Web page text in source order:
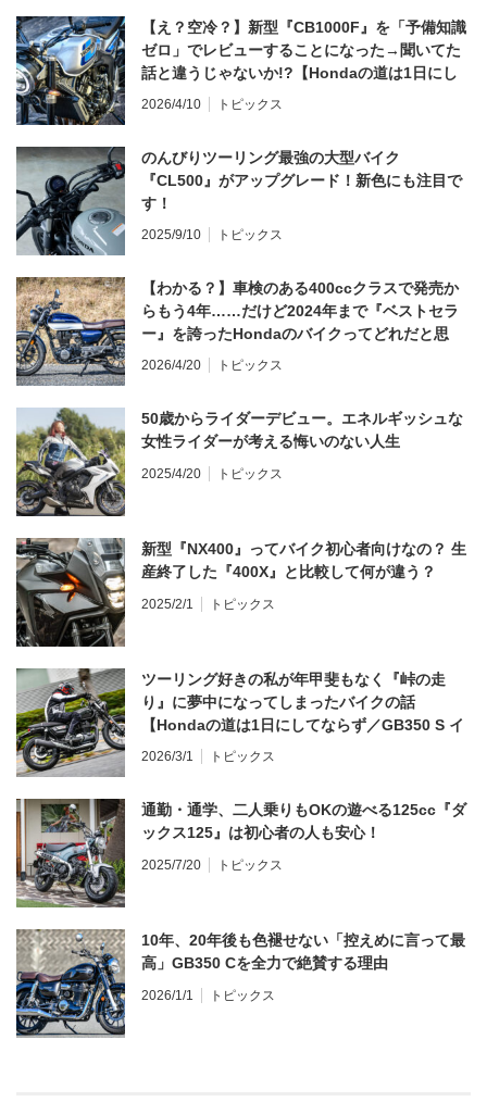
【え？空冷？】新型『CB1000F』を「予備知識
ゼロ」でレビューすることになった→聞いてた
話と違うじゃないか!?【Hondaの道は1日にし
てならず／CB1000F ①第一印象 編】
2026/4/10 トピックス
のんびりツーリング最強の大型バイク
『CL500』がアップグレード！新色にも注目で
す！
2025/9/10 トピックス
【わかる？】車検のある400ccクラスで発売か
らもう4年……だけど2024年まで『ベストセラ
ー』を誇ったHondaのバイクってどれだと思
う？
2026/4/20 トピックス
50歳からライダーデビュー。エネルギッシュな
女性ライダーが考える悔いのない人生
2025/4/20 トピックス
新型『NX400』ってバイク初心者向けなの？ 生
産終了した『400X』と比較して何が違う？
2025/2/1 トピックス
ツーリング好きの私が年甲斐もなく『峠の走
り』に夢中になってしまったバイクの話
【Hondaの道は1日にしてならず／GB350 S イ
ンプレ・レビュー 前編】
2026/3/1 トピックス
通勤・通学、二人乗りもOKの遊べる125cc『ダ
ックス125』は初心者の人も安心！
2025/7/20 トピックス
10年、20年後も色褪せない「控えめに言って最
高」GB350 Cを全力で絶賛する理由
2026/1/1 トピックス